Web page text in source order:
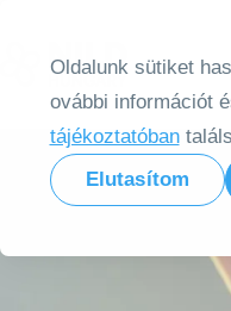
Oldalunk sütiket
ovábbi információt
tájékoztatóban
Elutasítom